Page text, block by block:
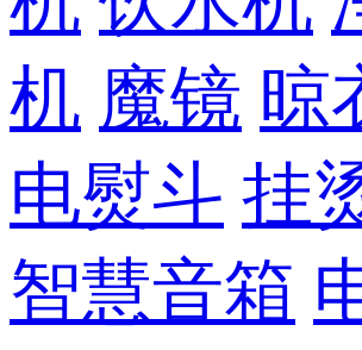
机 魔镜 晾
电熨斗 挂
智慧音箱